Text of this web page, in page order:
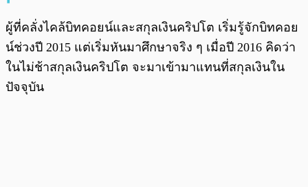
ผู้ที่คลั่งไคล้บิทคอยน์และสกุลเงินคริปโต เริ่มรู้จักบิทคอย
น์ช่วงปี 2015 แต่เริ่มหันมาศึกษาจริง ๆ เมื่อปี 2016 คิดว่า
ในไม่ช้าสกุลเงินคริปโต จะมาเข้ามาแทนที่สกุลเงินใน
ปัจจุบัน